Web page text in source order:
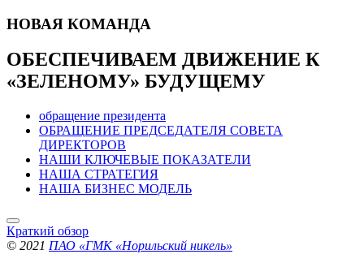
НОВАЯ КОМАНДА
ОБЕСПЕЧИВАЕМ ДВИЖЕНИЕ К
«ЗЕЛЕНОМУ» БУДУЩЕМУ
обращение президента
ОБРАЩЕНИЕ ПРЕДСЕДАТЕЛЯ СОВЕТА
ДИРЕКТОРОВ
НАШИ КЛЮЧЕВЫЕ ПОКАЗАТЕЛИ
НАША СТРАТЕГИЯ
НАША БИЗНЕС МОДЕЛЬ
Краткий обзор
© 2021 ПАО «ГМК «Норильский никель»